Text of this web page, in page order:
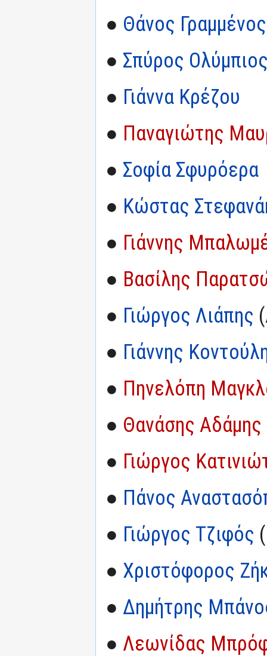
● Θάνος Γραμμένος
● Σπύρος
● Γιάννα Κρέζου
● Παναγιώτης
● Σοφία Σφυρόερα
● Κώστας
● Γιάννης
● Βασίλης
● Γιώργος Λιάπης
● Γιάννης
● Πηνελόπη
● Θανάσης Αδάμης
● Γιώργος
● Πάνος
● Γιώργος Τζιφός
● Χριστόφορος
● Δημήτρης
● Λεωνίδας